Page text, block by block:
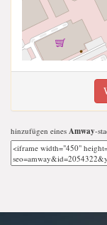
hinzufügen eines Amway-